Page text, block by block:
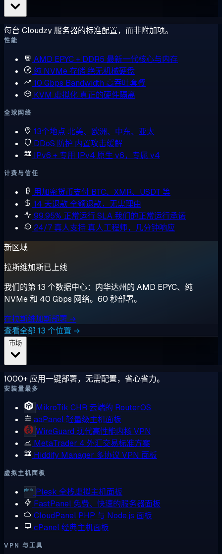
每台 Cloudzy 服务器的标准配置，而非附加项。
性能
AMD EPYC + DDR5 最新一代核心与内存
纯 NVMe 存储绝无机械硬盘
10 Gbps Bandwidth 高吞吐套餐
KVM 虚拟化 真正的硬件隔离
全球网络
13个地点 北美、欧洲、中东、亚太
DDoS 防护 内置攻击缓解
IPv6 + 专用 IPv4 原生 v6，专属 v4
计费与信任
用加密货币支付 BTC、XMR、USDT 等
14 天退款全额退款，无需理由
99.95% 正常运行 SLA我们的正常运行承诺
24/7 真人支持 真人工程师，几分钟响应
新区域
拉斯维加斯已上线
我们的第 13 个数据中心：内华达州的 AMD EPYC、纯
NVMe 和 40 Gbps 网络。60 秒部署。
在拉斯维加斯部署 →
查看全部 13 个位置 →
1000+ 应用一键部署，无需配置，省心省力。
安装量最多
MikroTik CHR 云端的 RouterOS
aaPanel轻量级主机面板
WireGuard 现代高性能内核 VPN
MetaTrader 4 外汇交易标准方案
Hiddify Manager 多协议 VPN 面板
虚拟主机面板
Plesk 全栈虚拟主机面板
FastPanel 免费、快速的服务器面板
CloudPanel PHP 与 Node.js 面板
cPanel经典主机面板
VPN 与工具